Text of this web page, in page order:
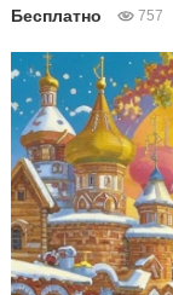
Бесплатно 757